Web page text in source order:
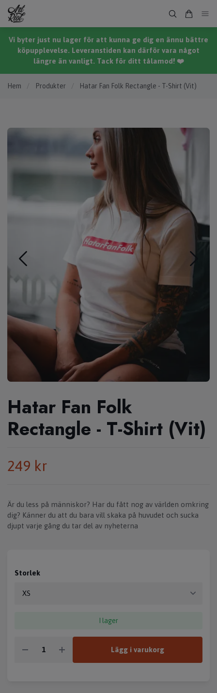
Vi byter just nu lager för att kunna ge dig en ännu bättre
köpupplevelse. Leveranstiden kan därför vara något
längre än vanligt. Tack för ditt tålamod! ❤️
Hem / Produkter / Hatar Fan Folk Rectangle - T-Shirt (Vit)
Hatar Fan Folk
Rectangle - T-Shirt (Vit)
249 kr
Är du less på människor? Har du fått nog av världen omkring
dig? Känner du att du bara vill skaka på huvudet och sucka
djupt varje gång du tar del av nyheterna
Storlek
I lager
Lägg i varukorg